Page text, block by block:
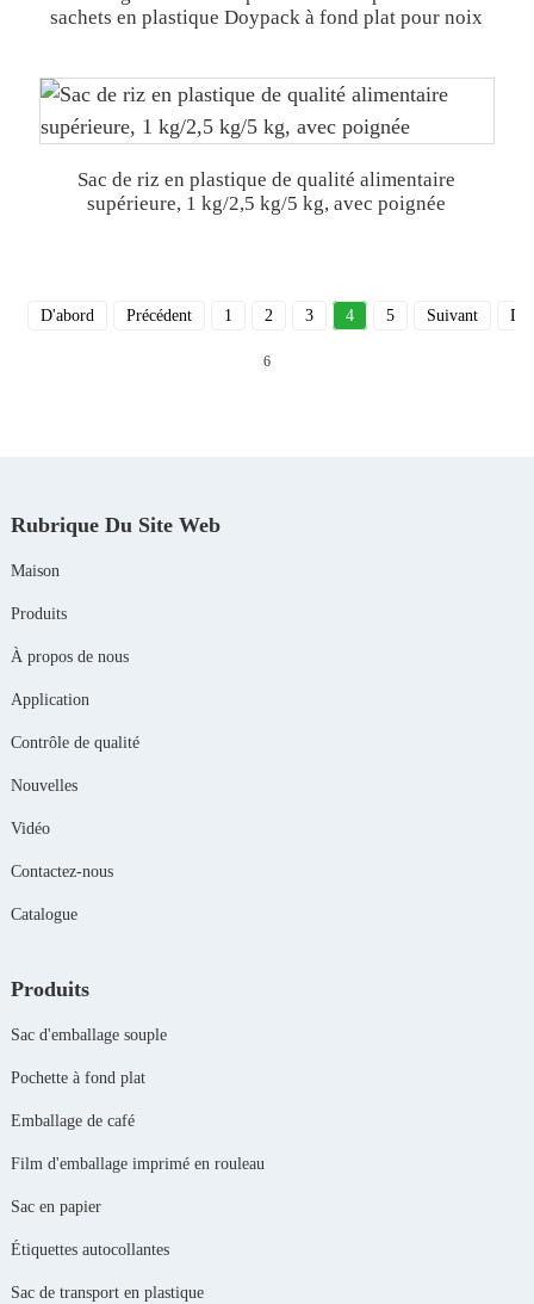
sachets en plastique Doypack à fond plat pour noix
Sac de riz en plastique de qualité alimentaire
supérieure, 1 kg/2,5 kg/5 kg, avec poignée
D'abord Précédent 1 2 3 4 5 Suivant
6
Rubrique Du Site Web
Maison
Produits
À propos de nous
Application
Contrôle de qualité
Nouvelles
Vidéo
Contactez-nous
Catalogue
Produits
Sac d'emballage souple
Pochette à fond plat
Emballage de café
Film d'emballage imprimé en rouleau
Sac en papier
Étiquettes autocollantes
Sac de transport en plastique